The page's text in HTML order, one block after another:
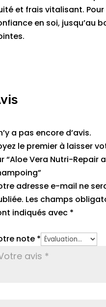
et frais vitalisant.
en soi, jusqu’au
a pas encore d’avis.
le premier à laisser
“Aloe Vera Nutri-Repair
adresse e-mail ne
Les champs
indiqués avec *
note *